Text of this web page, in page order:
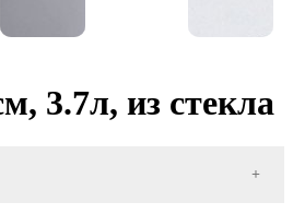
3.7л, из стекла